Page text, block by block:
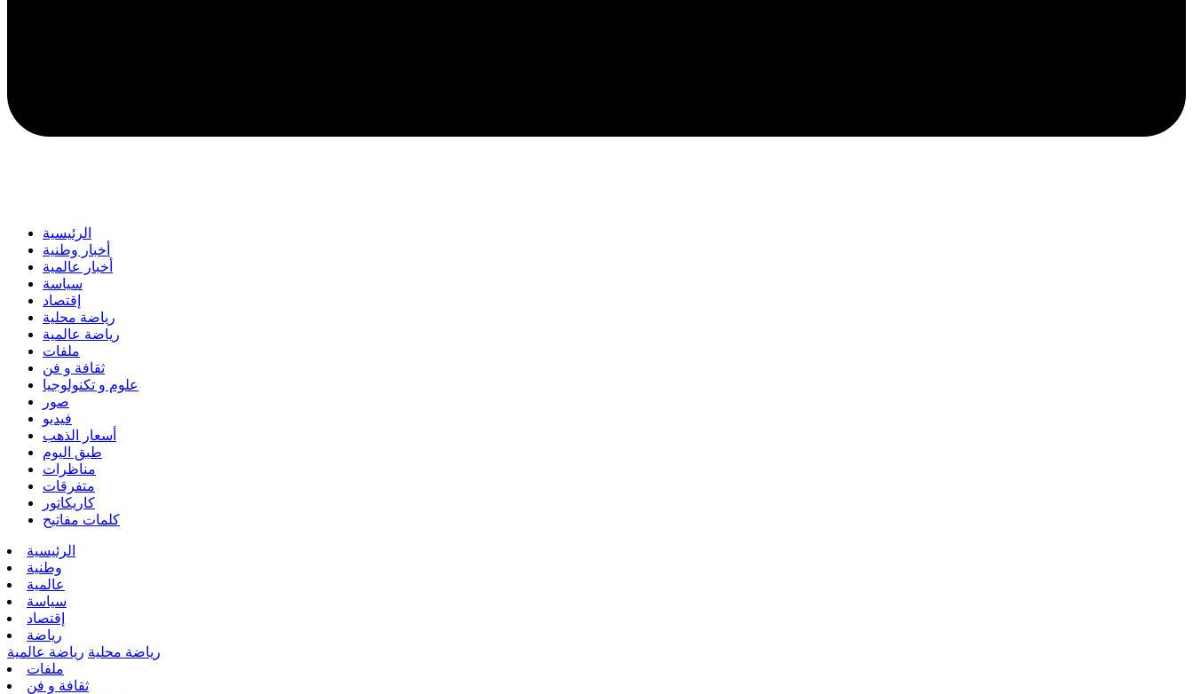
الرئيسية
أخبار وطنية
أخبار عالمية
سياسة
إقتصاد
رياضة محلية
رياضة عالمية
ملفات
ثقافة و فن
علوم و تكنولوجيا
صور
فيديو
أسعار الذهب
طبق اليوم
مناظرات
متفرقات
كاريكاتور
كلمات مفاتيح
الرئيسية
وطنية
عالمية
سياسة
إقتصاد
رياضة
رياضة محلية رياضة عالمية
ملفات
ثقافة و فن